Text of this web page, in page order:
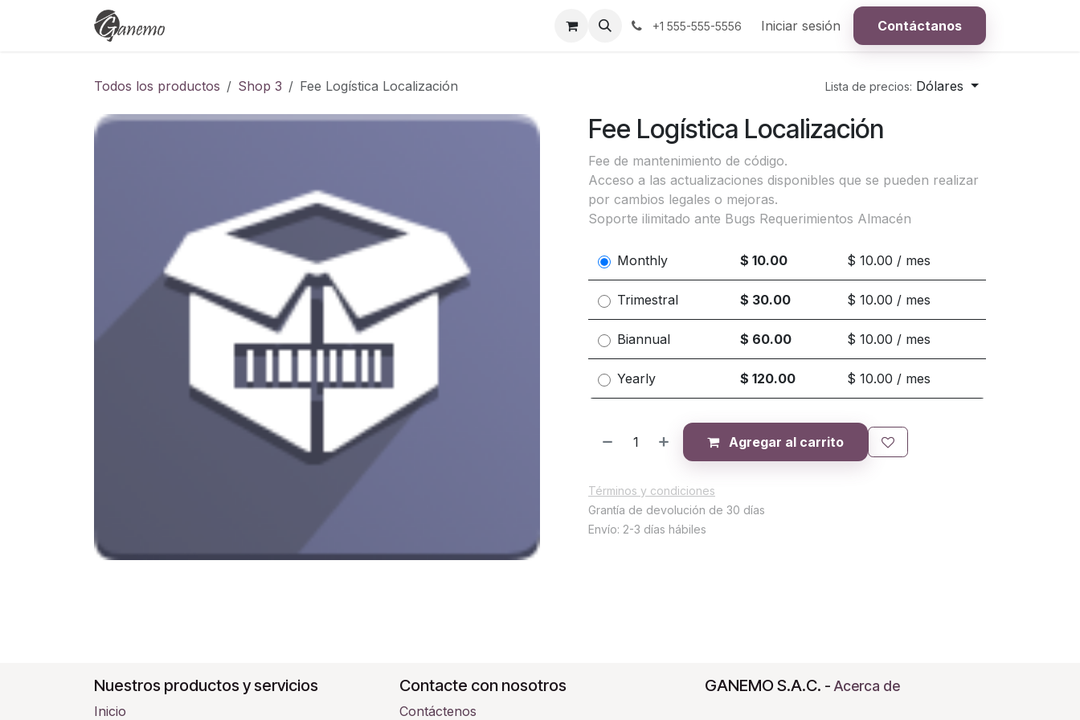
+1 555-555-5556 Iniciar sesión Contáctanos
Todos los productos Shop 3 Fee Logística Localización Lista de precios: Dólares
Fee Logística Localización
Fee de mantenimiento de código.
Acceso a las actualizaciones disponibles que se pueden realizar
por cambios legales o mejoras.
Soporte ilimitado ante Bugs Requerimientos Almacén
Monthly $ 10.00 $ 10.00 / mes
Trimestral $ 30.00 $ 10.00 / mes
Biannual $ 60.00 $ 10.00 / mes
Yearly $ 120.00 $ 10.00 / mes
Agregar al carrito
Términos y condiciones
Grantía de devolución de 30 días
Envío: 2-3 días hábiles
Nuestros productos y servicios
Inicio
Contacte con nosotros
Contáctenos
GANEMO S.A.C. -Acerca de